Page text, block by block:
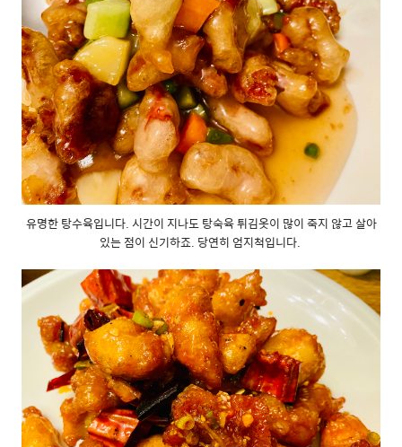
유명한 탕수육입니다. 시간이 지나도 탕숙육 튀김옷이 많이 죽지 않고 살아
있는 점이 신기하죠. 당연히 엄지척입니다.